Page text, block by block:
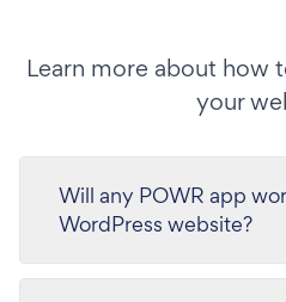
Learn more about how
your
Will any POWR app
WordPress website?